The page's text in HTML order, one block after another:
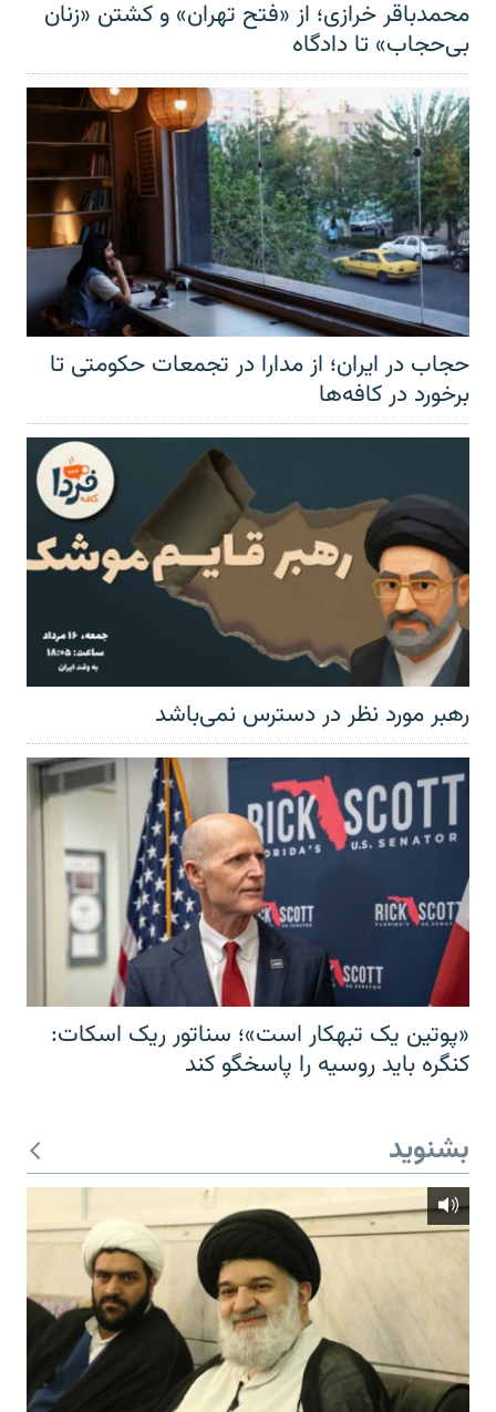
محمدباقر خرازی؛ از «فتح تهران» و کشتن «زنان
بی‌حجاب» تا دادگاه
حجاب در ایران؛ از مدارا در تجمعات حکومتی تا
برخورد در کافه‌ها
رهبر مورد نظر در دسترس نمی‌باشد
«پوتین یک تبهکار است»؛ سناتور ریک اسکات:
کنگره باید روسیه را پاسخگو کند
بشنوید